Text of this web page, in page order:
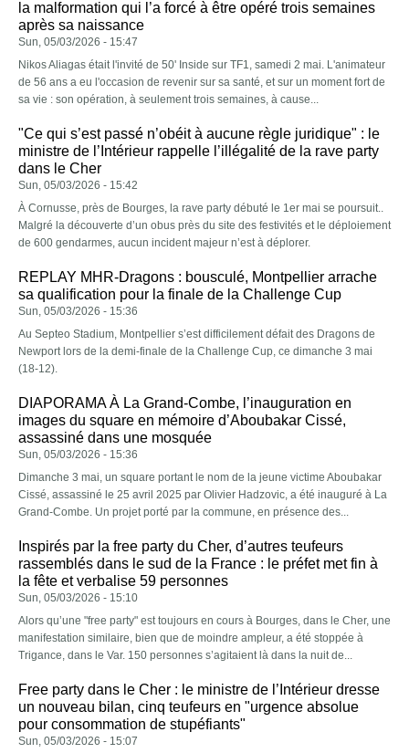
la malformation qui l’a forcé à être opéré trois semaines
après sa naissance
Sun, 05/03/2026 - 15:47
Nikos Aliagas était l'invité de 50' Inside sur TF1, samedi 2 mai. L'animateur
de 56 ans a eu l'occasion de revenir sur sa santé, et sur un moment fort de
sa vie : son opération, à seulement trois semaines, à cause...
"Ce qui s’est passé n’obéit à aucune règle juridique" : le
ministre de l’Intérieur rappelle l’illégalité de la rave party
dans le Cher
Sun, 05/03/2026 - 15:42
À Cornusse, près de Bourges, la rave party débuté le 1er mai se poursuit..
Malgré la découverte d’un obus près du site des festivités et le déploiement
de 600 gendarmes, aucun incident majeur n’est à déplorer.
REPLAY MHR-Dragons : bousculé, Montpellier arrache
sa qualification pour la finale de la Challenge Cup
Sun, 05/03/2026 - 15:36
Au Septeo Stadium, Montpellier s’est difficilement défait des Dragons de
Newport lors de la demi-finale de la Challenge Cup, ce dimanche 3 mai
(18-12).
DIAPORAMA À La Grand-Combe, l’inauguration en
images du square en mémoire d’Aboubakar Cissé,
assassiné dans une mosquée
Sun, 05/03/2026 - 15:36
Dimanche 3 mai, un square portant le nom de la jeune victime Aboubakar
Cissé, assassiné le 25 avril 2025 par Olivier Hadzovic, a été inauguré à La
Grand-Combe. Un projet porté par la commune, en présence des...
Inspirés par la free party du Cher, d’autres teufeurs
rassemblés dans le sud de la France : le préfet met fin à
la fête et verbalise 59 personnes
Sun, 05/03/2026 - 15:10
Alors qu’une "free party" est toujours en cours à Bourges, dans le Cher, une
manifestation similaire, bien que de moindre ampleur, a été stoppée à
Trigance, dans le Var. 150 personnes s’agitaient là dans la nuit de...
Free party dans le Cher : le ministre de l’Intérieur dresse
un nouveau bilan, cinq teufeurs en "urgence absolue
pour consommation de stupéfiants"
Sun, 05/03/2026 - 15:07